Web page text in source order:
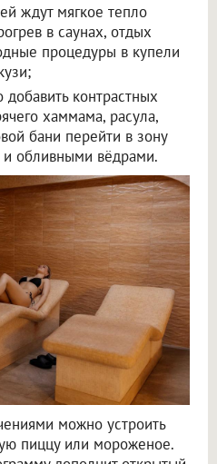
ждут мягкое тепло
в саунах, отдых
процедуры в купели
контрастных
хаммама, расула,
бани перейти в зону
и обливными вёдрами.
можно устроить
пиццу или мороженое.